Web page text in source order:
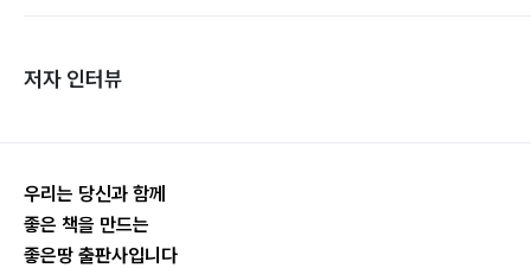
저자 인터뷰
우리는 당신과 함께
좋은 책을 만드는
좋은땅 출판사입니다